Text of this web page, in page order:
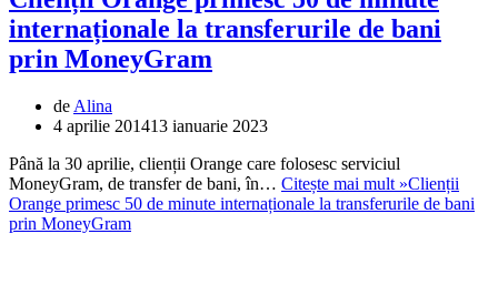
internaționale la transferurile de bani
prin MoneyGram
de Alina
4 aprilie 201413 ianuarie 2023
Până la 30 aprilie, clienții Orange care folosesc serviciul
MoneyGram, de transfer de bani, în… Citește mai mult »Clienții
Orange primesc 50 de minute internaționale la transferurile de bani
prin MoneyGram